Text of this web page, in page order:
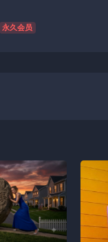
永久会员